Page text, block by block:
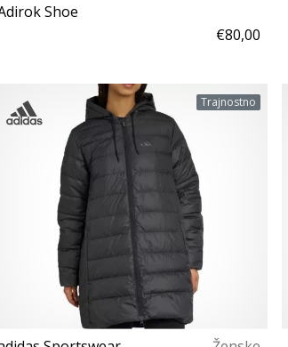
Shoe
€80,00
43⅓ Trajnostno